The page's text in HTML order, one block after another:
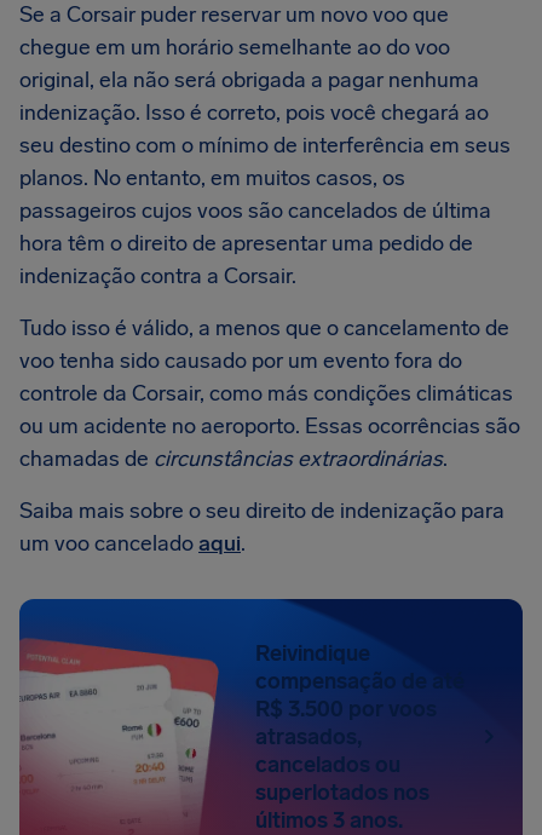
Se a Corsair puder reservar um novo voo que
chegue em um horário semelhante ao do voo
original, ela não será obrigada a pagar nenhuma
indenização. Isso é correto, pois você chegará ao
seu destino com o mínimo de interferência em seus
planos. No entanto, em muitos casos, os
passageiros cujos voos são cancelados de última
hora têm o direito de apresentar uma pedido de
indenização contra a Corsair.
Tudo isso é válido, a menos que o cancelamento de
voo tenha sido causado por um evento fora do
controle da Corsair, como más condições climáticas
ou um acidente no aeroporto. Essas ocorrências são
chamadas de circunstâncias extraordinárias.
Saiba mais sobre o seu direito de indenização para
um voo canceladoaqui.
Reivindique
compensação de até
R$ 3.500 por voos
atrasados,
cancelados ou
superlotados nos
últimos 3 anos.